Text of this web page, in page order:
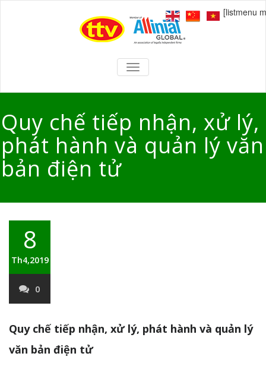
TOGGLE
NAVIGATION
Quy chế tiếp nhận, xử lý,
phát hành và quản lý văn
bản điện tử
8
Th4,2019
0
Quy chế tiếp nhận, xử lý, phát hành và quản lý
văn bản điện tử
[listmenu